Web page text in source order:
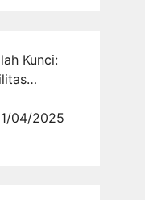
Kunci:
04/2025